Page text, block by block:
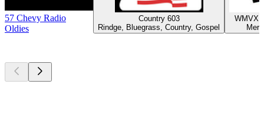
57 Chevy Radio
Oldies
Country 603
Rindge, Bluegrass, Country, Gospel
WMVX